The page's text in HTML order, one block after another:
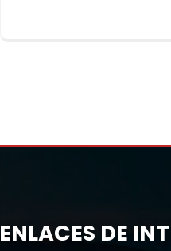
ENLACES DE